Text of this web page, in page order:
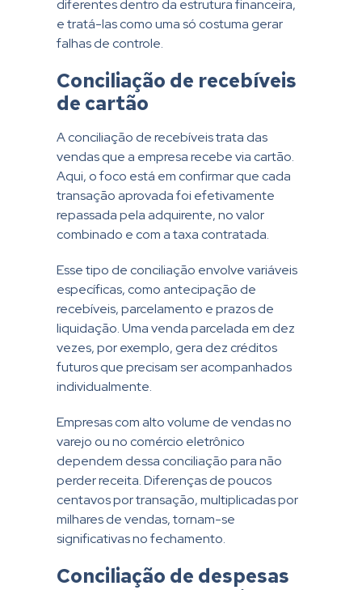
diferentes dentro da estrutura financeira,
e tratá-las como uma só costuma gerar
falhas de controle.
Conciliação de recebíveis
de cartão
A conciliação de recebíveis trata das
vendas que a empresa recebe via cartão.
Aqui, o foco está em confirmar que cada
transação aprovada foi efetivamente
repassada pela adquirente, no valor
combinado e com a taxa contratada.
Esse tipo de conciliação envolve variáveis
específicas, como antecipação de
recebíveis, parcelamento e prazos de
liquidação. Uma venda parcelada em dez
vezes, por exemplo, gera dez créditos
futuros que precisam ser acompanhados
individualmente.
Empresas com alto volume de vendas no
varejo ou no comércio eletrônico
dependem dessa conciliação para não
perder receita. Diferenças de poucos
centavos por transação, multiplicadas por
milhares de vendas, tornam-se
significativas no fechamento.
Conciliação de despesas